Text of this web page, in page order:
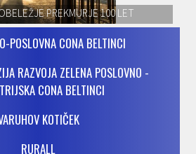
PREKMURJE 100 LET
POSLOVNA CONA BELTINCI
RAZVOJA ZELENA POSLOVNO -
CONA BELTINCI
KOTIČEK
RURALL